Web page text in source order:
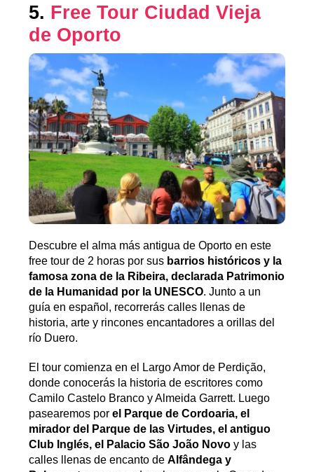
5. Free Tour Ciudad Vieja
de Oporto
Descubre el alma más antigua de Oporto en este
free tour de 2 horas por sus barrios históricos y la
famosa zona de la Ribeira, declarada Patrimonio
de la Humanidad por la UNESCO. Junto a un
guía en español, recorrerás calles llenas de
historia, arte y rincones encantadores a orillas del
río Duero.
El tour comienza en el Largo Amor de Perdição,
donde conocerás la historia de escritores como
Camilo Castelo Branco y Almeida Garrett. Luego
pasearemos porel Parque de Cordoaria, el
mirador del Parque de las Virtudes, el antiguo
Club Inglés, el Palacio São João Novo y las
calles llenas de encanto deAlfândega y